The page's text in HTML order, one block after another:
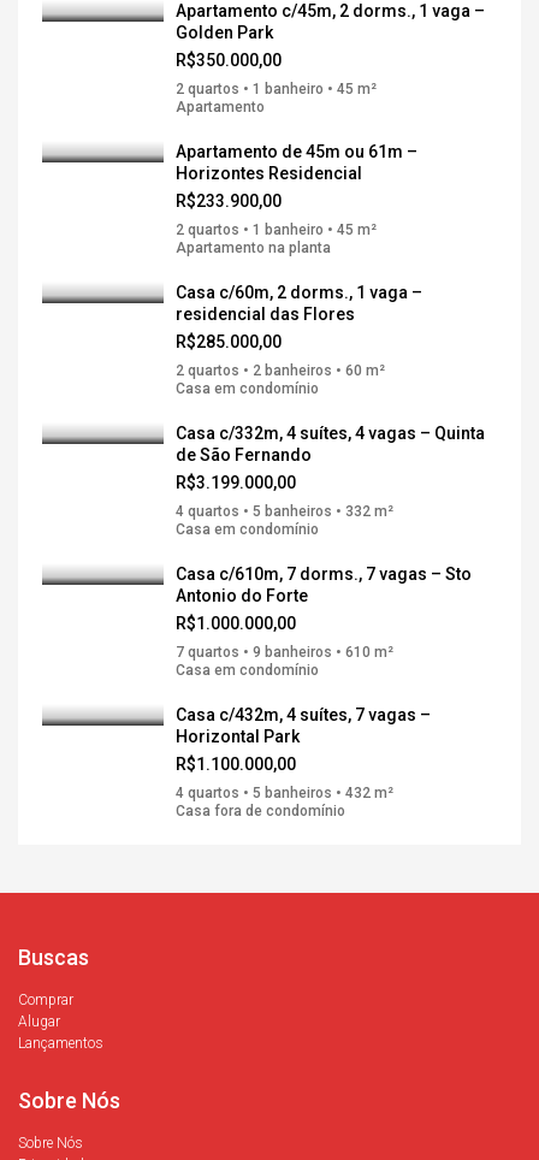
Apartamento c/45m, 2 dorms., 1 vaga –
Golden Park
R$350.000,00
2 quartos • 1 banheiro • 45 m²
Apartamento
Apartamento de 45m ou 61m –
Horizontes Residencial
R$233.900,00
2 quartos • 1 banheiro • 45 m²
Apartamento na planta
Casa c/60m, 2 dorms., 1 vaga –
residencial das Flores
R$285.000,00
2 quartos • 2 banheiros • 60 m²
Casa em condomínio
Casa c/332m, 4 suítes, 4 vagas – Quinta
de São Fernando
R$3.199.000,00
4 quartos • 5 banheiros • 332 m²
Casa em condomínio
Casa c/610m, 7 dorms., 7 vagas – Sto
Antonio do Forte
R$1.000.000,00
7 quartos • 9 banheiros • 610 m²
Casa em condomínio
Casa c/432m, 4 suítes, 7 vagas –
Horizontal Park
R$1.100.000,00
4 quartos • 5 banheiros • 432 m²
Casa fora de condomínio
Buscas
Comprar
Alugar
Lançamentos
Sobre Nós
Sobre Nós